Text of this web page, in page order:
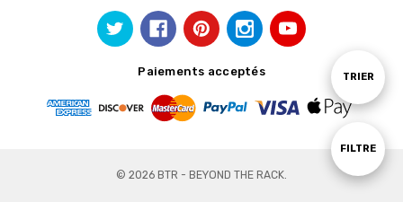
FILTRE
Trier
TRIER
Paiements acceptés
© 2026 BTR - BEYOND THE RACK.